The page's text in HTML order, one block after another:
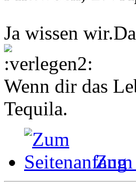
Ja wissen
Wenn dir das
Tequila.
Zum